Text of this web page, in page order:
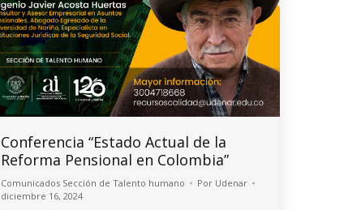
Conferencia “Estado Actual de la
Reforma Pensional en Colombia”
Comunicados Sección de Talento humano Por Udenar
diciembre 16, 2024